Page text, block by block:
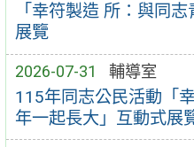
「幸符製造 所：與同
展覽
2026-07-31 輔導室
115年同志公民活動「
年一起長大」互動式展